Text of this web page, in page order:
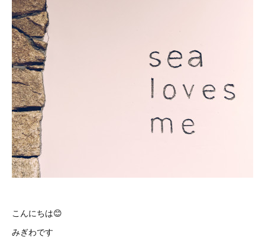
こんにちは😊
みぎわです